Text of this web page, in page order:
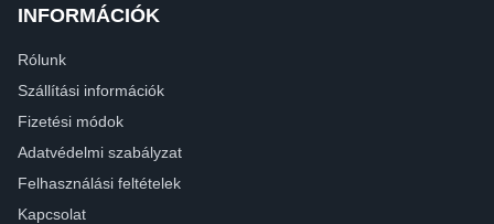
INFORMÁCIÓK
Rólunk
Szállítási információk
Fizetési módok
Adatvédelmi szabályzat
Felhasználási feltételek
Kapcsolat